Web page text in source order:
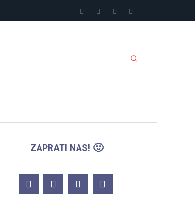
ZAPRATI NAS! 🙂